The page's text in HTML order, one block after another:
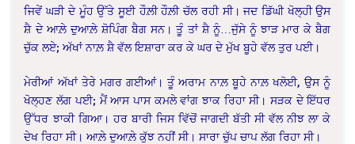
ਜਿਵੇਂ ਘੜੀ ਦੇ ਮੂੰਹ ਉੱਤੇ ਸੂਈ ਹੌਲ਼ੀ ਹੌਲ਼ੀ ਚੱਲ ਰਹੀ ਸੀ। ਜਦ ਡਿੱਘੀ ਖੋਲ੍ਹੀ ਉਸ
ਸ਼ੈ ਦੇ ਆਲ਼ੇ ਦੁਆਲ਼ੇ ਸ਼ੋਪਿੰਗ ਬੈਗ ਸਨ। ਤੂੰ ਤਾਂ ਸ਼ੈ ਨੂੰ…ਜੁੱਸੇ ਨੂੰ ਝਾੜ ਮਾਰ ਕੇ ਬੈਗ
ਚੁੱਕ ਲਏ; ਅੱਖਾਂ ਨਾਲ਼ ਸ਼ੈ ਵੱਲ ਇਸ਼ਾਰਾ ਕਰ ਕੇ ਘਰ ਦੇ ਮੁੱਖ ਬੂਹੇ ਵੱਲ ਤੁਰ ਪਈ।
ਮੇਰੀਆਂ ਅੱਖਾਂ ਤੇਰੇ ਮਗਰ ਗਈਆਂ। ਤੂੰ ਅਰਾਮ ਨਾਲ਼ ਬੂਹੇ ਨਾਲ਼ ਖਲੋਈ, ਉਸ ਨੂੰ
ਖੋਲ੍ਹਣ ਲੱਗ ਪਈ; ਮੈਂ ਆਸ ਪਾਸ ਕਮਲੇ ਵਾਂਗ ਝਾਕ ਰਿਹਾ ਸੀ। ਸੜਕ ਦੇ ਇੱਧਰ
ਉੱਧਰ ਝਾਕੀ ਗਿਆ। ਹਰ ਬਾਰੀ ਜਿਸ ਵਿੱਚੋਂ ਜਾਗਦੀ ਬੱਤੀ ਸੀ ਵੱਲ ਨੀਝ ਲਾ ਕੇ
ਦੇਖ ਰਿਹਾ ਸੀ। ਆਲ਼ੇ ਦੁਆਲ਼ੇ ਕੁੱਝ ਨਹੀਂ ਸੀ। ਸਾਰਾ ਚੁੱਪ ਚਾਪ ਲੱਗ ਰਿਹਾ ਸੀ।